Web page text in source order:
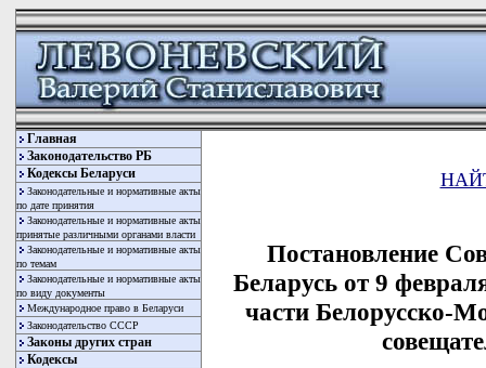
Главная
Законодательство РБ
Кодексы Беларуси
Законодательные и нормативные акты
по дате принятия
Законодательные и нормативные акты
принятые различными органами власти
Законодательные и нормативные акты
по темам
Законодательные и нормативные акты
по виду документы
Международное право в Беларуси
Законодательство СССР
Законы других стран
Кодексы
Постановление
Беларусь от 9
части Белорусско-